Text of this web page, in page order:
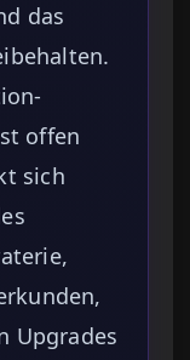
das
offen
sich
Upgrades